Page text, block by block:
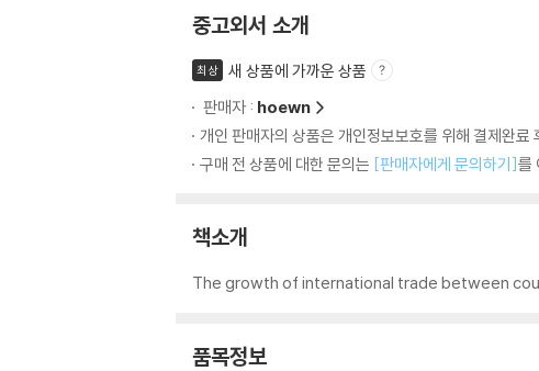
중고외서 소개
최상
새 상품에 가까운 상품
판매자 : hoewn
개인 판매자의 상품은 개인정보보호를 위해 결제완료
구매 전 상품에 대한 문의는 [판매자에게 문의하기]를
책소개
The growth of international trade between
품목정보